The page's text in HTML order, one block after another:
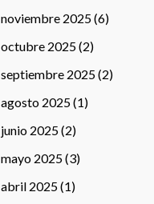
noviembre 2025(6)
octubre 2025(2)
septiembre 2025(2)
agosto 2025(1)
junio 2025(2)
mayo 2025(3)
abril 2025(1)